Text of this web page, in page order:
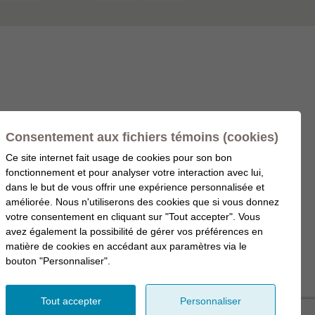
Consentement aux fichiers témoins (cookies)
Ce site internet fait usage de cookies pour son bon
fonctionnement et pour analyser votre interaction avec lui,
dans le but de vous offrir une expérience personnalisée et
améliorée. Nous n'utiliserons des cookies que si vous donnez
votre consentement en cliquant sur "Tout accepter". Vous
avez également la possibilité de gérer vos préférences en
matière de cookies en accédant aux paramètres via le
bouton "Personnaliser".
Tout accepter Personnaliser